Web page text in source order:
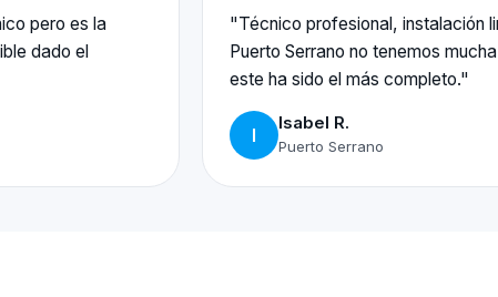
pero es la
dado el
"Técnico profesional, instalación
Puerto Serrano no tenemos
este ha sido el más completo."
I
Isabel R.
Puerto Serrano